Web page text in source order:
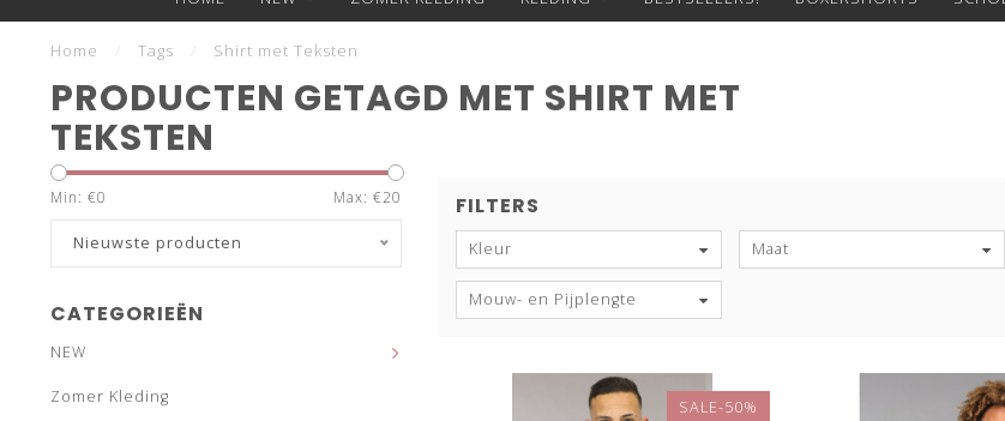
Home Tags Shirt met Teksten
PRODUCTEN GETAGD MET SHIRT MET
TEKSTEN
Min: €0 Max: €20
Nieuwste producten
CATEGORIEËN
NEW
Zomer Kleding
FILTERS
Kleur Maat
Mouw- en Pijplengte
SALE-50%